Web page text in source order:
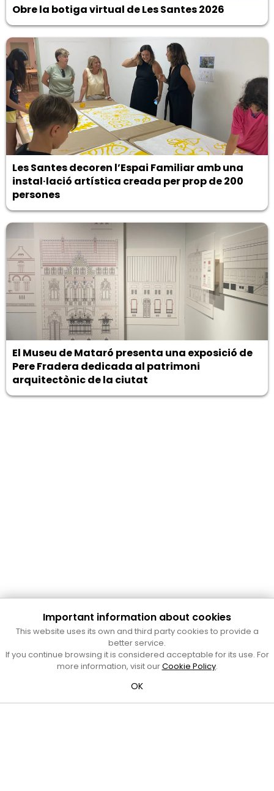
Obre la botiga virtual de Les Santes 2026
Les Santes decoren l’Espai Familiar amb una
instal·lació artística creada per prop de 200
persones
El Museu de Mataró presenta una exposició de
Pere Fradera dedicada al patrimoni
arquitectònic de la ciutat
Cultura Mataró
Ajuntament de Mataró
C. de Sant Josep, 9 (Mataró, 08302)
També podeu contactar-nos acultura@ajmataro.cato bé
Important information about cookies
This website uses its own and third party cookies to provide a
better service.
If you continue browsing it is considered acceptable for its use. For
more information, visit ourCookie Policy.
OK